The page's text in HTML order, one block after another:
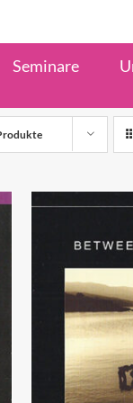
Seminare
IN DEN